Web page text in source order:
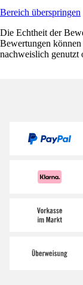
Bereich überspringen
Die Echtheit der
Bewertungen
nachweislich genutzt